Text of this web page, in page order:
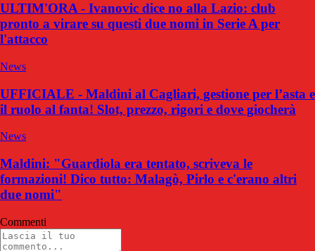
ULTIM'ORA - Ivanovic dice no alla Lazio: club
pronto a virare su questi due nomi in Serie A per
l'attacco
News
UFFICIALE - Maldini al Cagliari, gestione per l’asta e
il ruolo al fanta! Slot, prezzo, rigori e dove giocherà
News
Maldini: "Guardiola era tentato, scriveva le
formazioni! Dico tutto: Malagò, Pirlo e c'erano altri
due nomi"
Commenti